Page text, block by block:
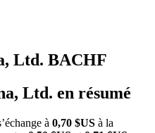
Ltd. BACHF
Ltd. en résumé
à 0,70 $US à la